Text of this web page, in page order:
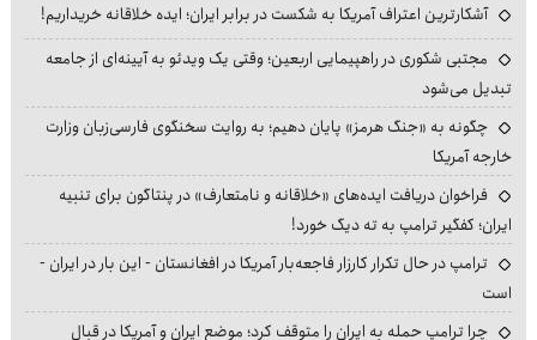
آشکارترین اعتراف آمریکا به شکست در برابر ایران؛ ایده خلاقانه خریداریم!
مجتبی شکوری در راهپیمایی اربعین؛ وقتی یک ویدئو به آیینه‌ای از جامعه
تبدیل می‌شود
چگونه به «جنگ هرمز» پایان دهیم؛ به روایت سخنگوی فارسی‌زبان وزارت
خارجه آمریکا
فراخوان دریافت ایده‌های «خلاقانه و نامتعارف» در پنتاگون برای تنبیه
ایران؛ کفگیر ترامپ به ته دیگ خورد!
ترامپ در حال تکرار کارزار فاجعه‌بار آمریکا در افغانستان - این بار در ایران -
است
چرا ترامپ حمله به ایران را متوقف کرد؛ موضع ایران و آمریکا در قبال